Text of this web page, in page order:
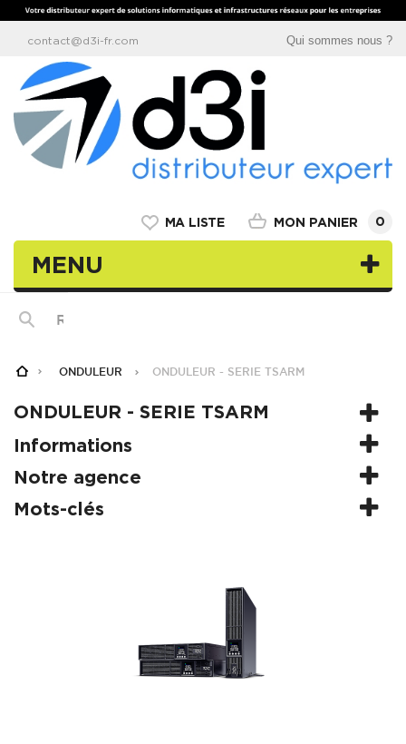
Qui sommes nous ?
contact@d3i-fr.com
MON PANIER 0
MA LISTE
MENU
ONDULEUR ONDULEUR - SERIE TSARM
ONDULEUR - SERIE TSARM
Informations
Notre agence
Mots-clés